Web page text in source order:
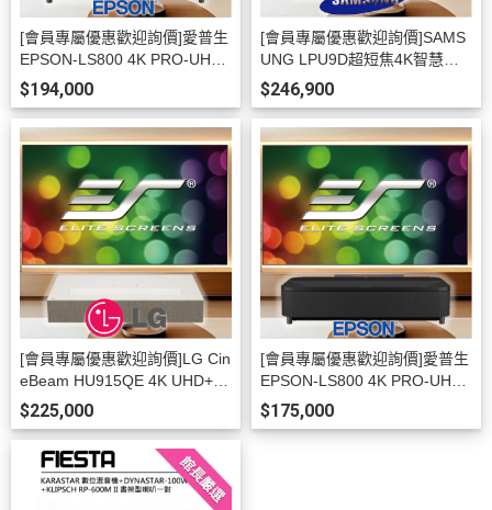
[會員專屬優惠歡迎詢價]愛普生
EPSON-LS800 4K PRO-UHD
雷射+美國Elite Screens100吋1
6:9 FALR6超短焦菲涅爾高亮抗
光軟幕 AR100H-FALR6(台灣
公司貨)
$194,000
[會員專屬優惠歡迎詢價]SAMS
UNG LPU9D超短焦4K智慧雷
射投影機+美國Elite Screens10
0吋16:9超短焦黑柵抗光幕 AR1
00H2-CLR4-ISF+(台灣公司貨)
$246,900
[會員專屬優惠歡迎詢價]LG Cin
eBeam HU915QE 4K UHD+美
國Elite Screens100吋16:9超短
焦黑柵抗光幕 AR100H2-CLR4
-ISF+ (台灣公司貨)
$225,000
[會員專屬優惠歡迎詢價]愛普生
EPSON-LS800 4K PRO-UHD
雷射+美國Elite Screens100吋1
6:9超短焦黑柵抗光幕 AR100H
$175,000